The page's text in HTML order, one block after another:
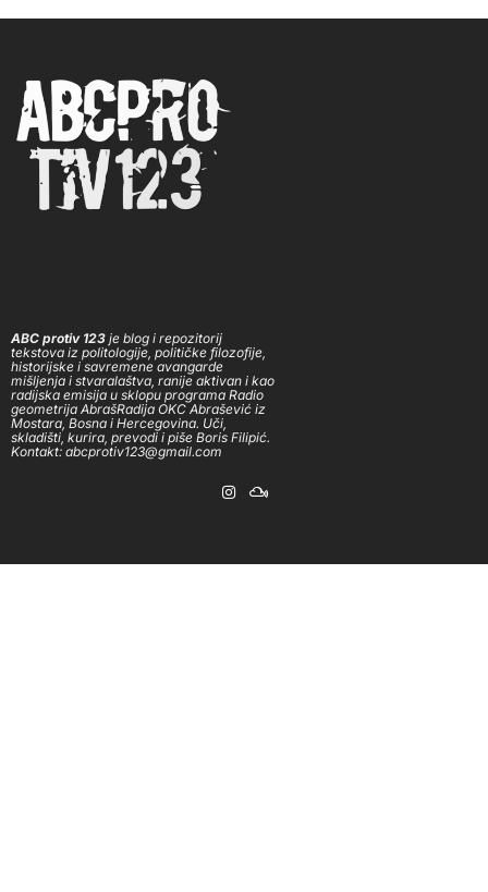
ABC protiv 123 je blog i repozitorij
tekstova iz politologije, političke filozofije,
historijske i savremene avangarde
mišljenja i stvaralaštva, ranije aktivan i kao
radijska emisija u sklopu programa Radio
geometrija AbrašRadija OKC Abrašević iz
Mostara, Bosna i Hercegovina. Uči,
skladišti, kurira, prevodi i piše Boris Filipić.
Kontakt: abcprotiv123@gmail.com